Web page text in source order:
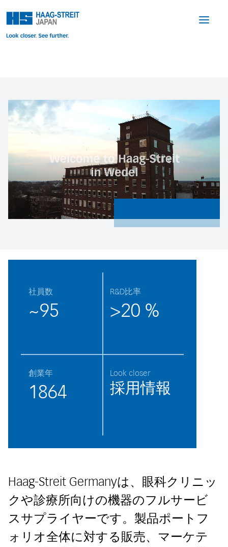
Haag-Streit Germanyは、眼科クリニッ
クや診療所向けの機器のフルサービ
スサプライヤーです。製品ポートフ
ォリオ全体に対する販売、マーケテ
社員数
~95
R&D比率
>20 %
創業年
1864
Look closer
採用情報